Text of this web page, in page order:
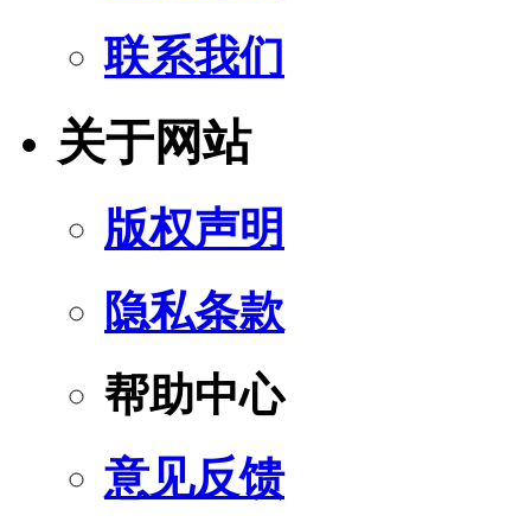
联系我们
关于网站
版权声明
隐私条款
帮助中心
意见反馈